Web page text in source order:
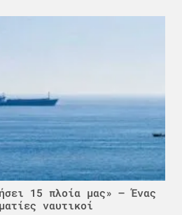
15 πλοία μας» – Ένας
ναυτικοί